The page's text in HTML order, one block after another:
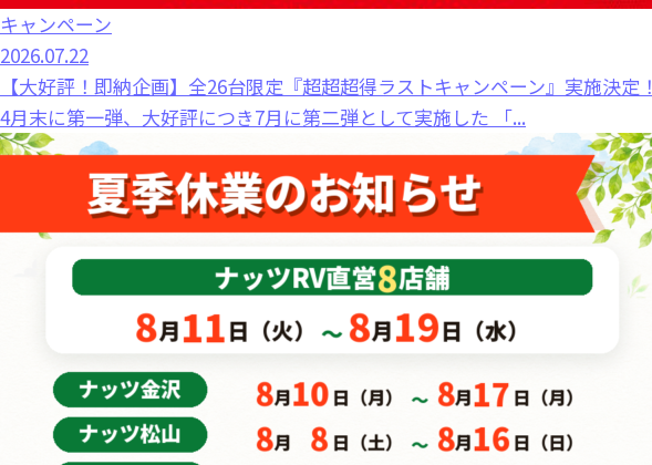
キャンペーン
2026.07.22
【大好評！即納企画】全26台限定『超超超得ラストキャンペーン』実施決定！
4月末に第一弾、大好評につき7月に第二弾として実施した 「...